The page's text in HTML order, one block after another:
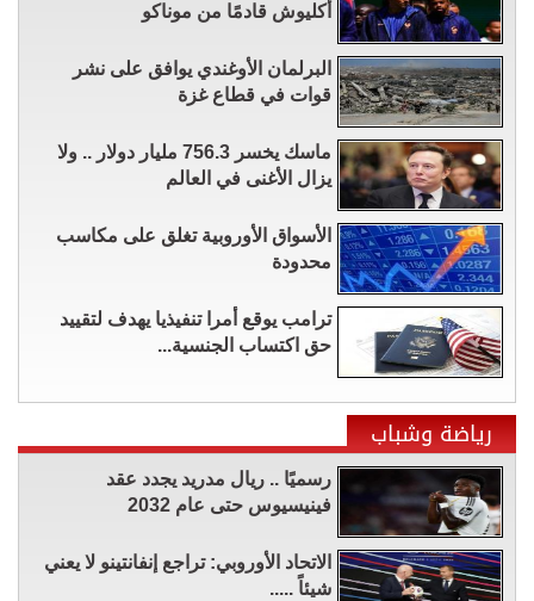
أكليوش قادمًا من موناكو
البرلمان الأوغندي يوافق على نشر
قوات في قطاع غزة
ماسك يخسر 756.3 مليار دولار .. ولا
يزال الأغنى في العالم
الأسواق الأوروبية تغلق على مكاسب
محدودة
ترامب يوقع أمرا تنفيذيا يهدف لتقييد
حق اكتساب الجنسية...
رياضة وشباب
رسميًا .. ريال مدريد يجدد عقد
فينيسيوس حتى عام 2032
الاتحاد الأوروبي: تراجع إنفانتينو لا يعني
شيئاً .....